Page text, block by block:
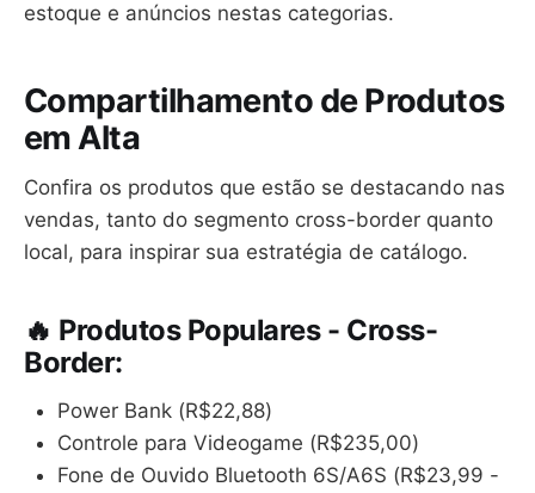
estoque e anúncios nestas categorias.
Compartilhamento de Produtos
em Alta
Confira os produtos que estão se destacando nas
vendas, tanto do segmento cross-border quanto
local, para inspirar sua estratégia de catálogo.
🔥 Produtos Populares - Cross-
Border:
Power Bank (R$22,88)
Controle para Videogame (R$235,00)
Fone de Ouvido Bluetooth 6S/A6S (R$23,99 -